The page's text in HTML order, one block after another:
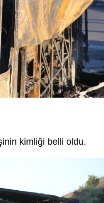
kimliği belli oldu.